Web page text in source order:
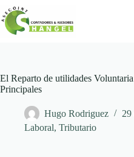
Skip
to
content
El Reparto de utilidades
Principales
Hugo Rodriguez
29
Laboral, Tributario